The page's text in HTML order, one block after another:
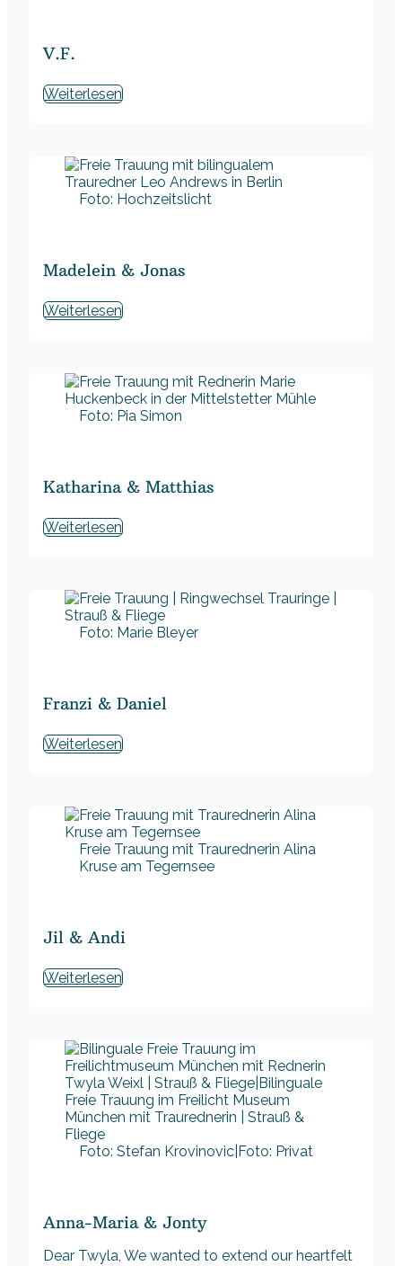
V.F.
Weiterlesen
Foto: Hochzeitslicht
Madelein & Jonas
Weiterlesen
Foto: Pia Simon
Katharina & Matthias
Weiterlesen
Foto: Marie Bleyer
Franzi & Daniel
Weiterlesen
Freie Trauung mit Traurednerin Alina
Kruse am Tegernsee
Jil & Andi
Weiterlesen
Foto: Stefan Krovinovic|Foto: Privat
Anna-Maria & Jonty
Dear Twyla, We wanted to extend our heartfelt